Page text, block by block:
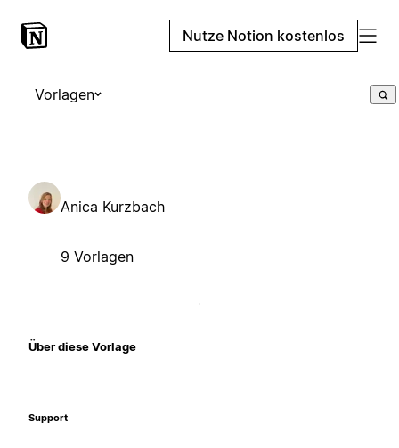
Nutze Notion kostenlos
Vorlagen
Anica Kurzbach
9 Vorlagen
Über diese Vorlage
Support